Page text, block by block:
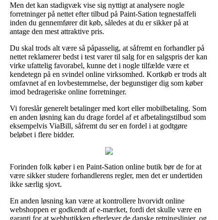
Men det kan stadigvæk vise sig nyttigt at analysere nogle
forretninger på nettet efter tilbud på Paint-Sation tegnestaffeli
inden du gennemfører dit køb, således at du er sikker på at
antage den mest attraktive pris.
Du skal trods alt være så påpasselig, at såfremt en forhandler på
nettet reklamerer bedst i test varer til salg for en salgspris der kan
virke ufattelig favorabel, kunne det i nogle tilfælde være et
kendetegn på en svindel online virksomhed. Kortkøb er trods alt
omfavnet af en lovbestemmelse, der begunstiger dig som køber
imod bedrageriske online forretninger.
Vi foreslår generelt betalinger med kort eller mobilbetaling. Som
en anden løsning kan du drage fordel af et afbetalingstilbud som
eksempelvis ViaBill, såfremt du ser en fordel i at godtgøre
beløbet i flere bidder.
Forinden folk køber i en Paint-Sation online butik bør de for at
være sikker studere forhandlerens regler, men det er undertiden
ikke særlig sjovt.
En anden løsning kan være at kontrollere hvorvidt online
webshoppen er godkendt af e-mærket, fordi det skulle være en
garanti for at webbutikken efterlever de danske retningslinjer, og